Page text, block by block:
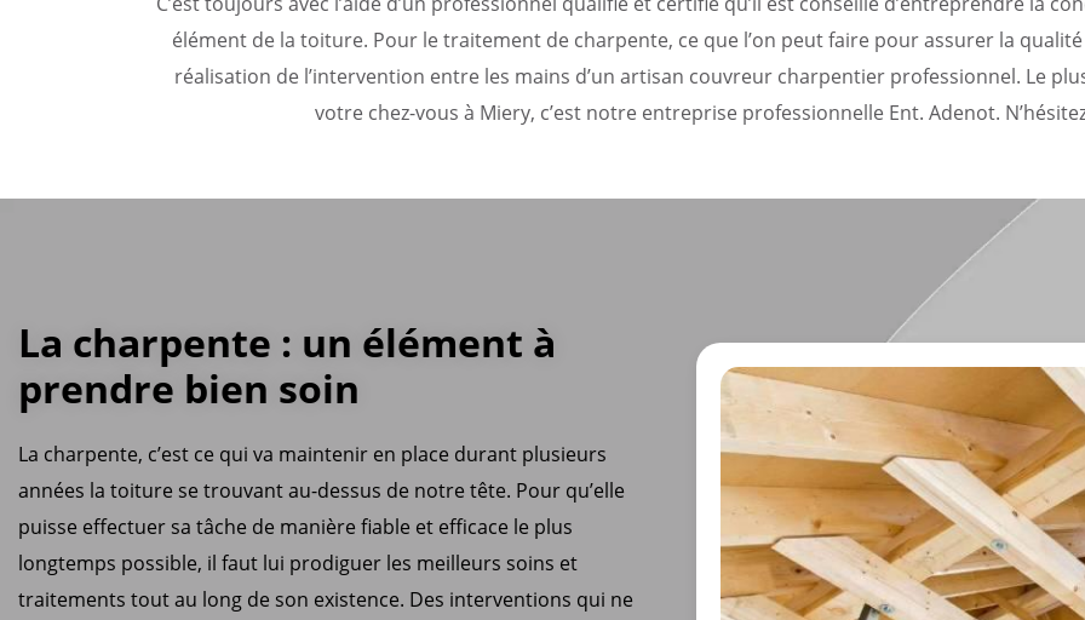
élément de la toiture. Pour le traitement de charpente, ce que l’on peut faire pour assurer la
réalisation de l’intervention entre les mains d’un artisan couvreur charpentier professionnel. Le
votre chez-vous à Miery, c’est notre entreprise professionnelle Ent. Adenot.
La charpente : un élément à
prendre bien soin
La charpente, c’est ce qui va maintenir en place durant plusieurs
années la toiture se trouvant au-dessus de notre tête. Pour qu’elle
puisse effectuer sa tâche de manière fiable et efficace le plus
longtemps possible, il faut lui prodiguer les meilleurs soins et
traitements tout au long de son existence. Des interventions qui ne